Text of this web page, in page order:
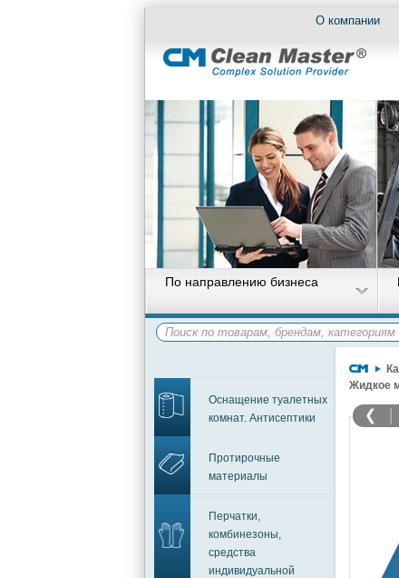
О компании
По направлению бизнеса
Оснащение туалетных
комнат. Антисептики
Протирочные
материалы
Перчатки,
комбинезоны,
средства
индивидуальной
Жидкое